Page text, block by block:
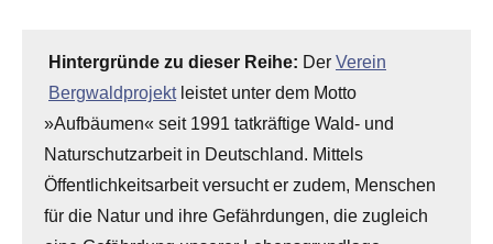
Hintergründe zu dieser Reihe: Der Verein
Bergwaldprojektleistet unter dem Motto
»Aufbäumen« seit 1991 tatkräftige Wald- und
Naturschutzarbeit in Deutschland. Mittels
Öffentlichkeitsarbeit versucht er zudem, Menschen
für die Natur und ihre Gefährdungen, die zugleich